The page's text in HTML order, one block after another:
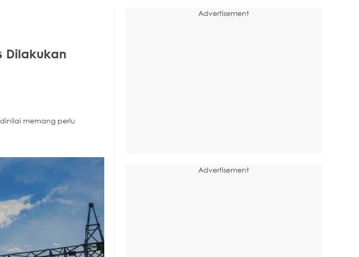
Dilakukan
dinilai memang perlu
Advertisement
Advertisement